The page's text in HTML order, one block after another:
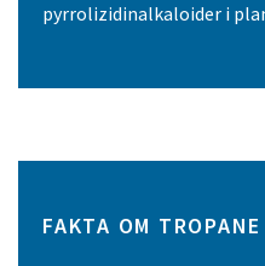
pyrrolizidinalkaloider i
FAKTA OM